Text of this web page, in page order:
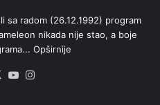
sa radom (26.12.1992) program
nikada nije stao, a boje
Opširnije
X YouTube